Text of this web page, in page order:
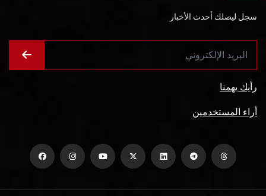
سجل ليصلك أحدث الأخبار
رأيك يهمنا
أراء المستخدمين